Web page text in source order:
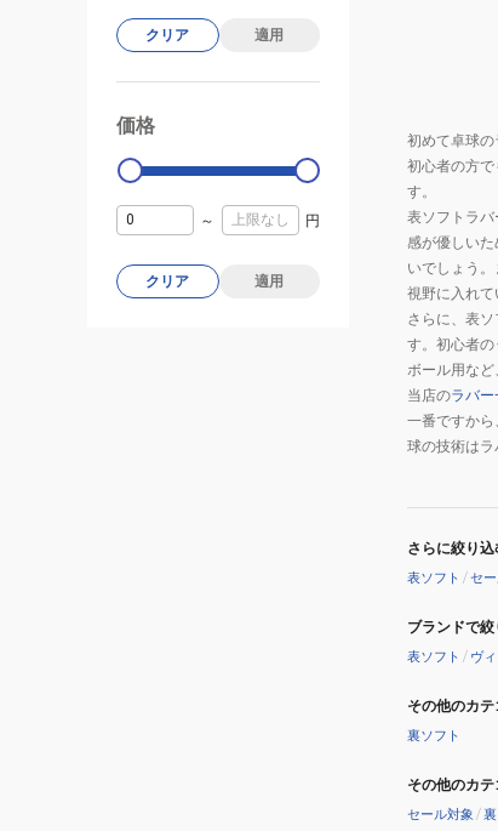
初めて卓球
初心者の方
す。
表ソフトラ
感が優しい
いでしょう
視野に入れて
さらに、表
す。初心者
ボール用な
当店のラバー
一番ですか
球の技術はラ
さらに絞り込
表ソフト /セ
ブランドで
表ソフト / ヴ
その他のカ
裏ソフト
その他のカ
セール対象 /
クリア 適用
価格
0
～ 円
クリア 適用